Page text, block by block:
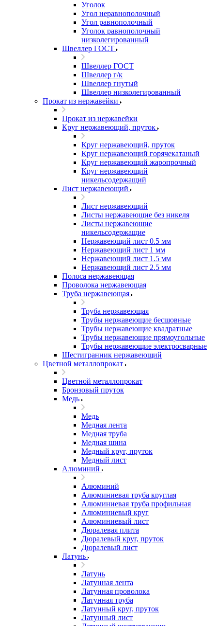
Уголок
Угол неравнополочный
Угол равнополочный
Уголок равнополочный
низколегированный
Швеллер ГОСТ
Швеллер ГОСТ
Швеллер г/к
Швеллер гнутый
Швеллер низколегированный
Прокат из нержавейки
Прокат из нержавейки
Круг нержавеющий, пруток
Круг нержавеющий, пруток
Круг нержавеющий горячекатаный
Круг нержавеющий жаропрочный
Круг нержавеющий
никельсодержащий
Лист нержавеющий
Лист нержавеющий
Листы нержавеющие без никеля
Листы нержавеющие
никельсодержащие
Нержавеющий лист 0.5 мм
Нержавеющий лист 1 мм
Нержавеющий лист 1.5 мм
Нержавеющий лист 2.5 мм
Полоса нержавеющая
Проволока нержавеющая
Труба нержавеющая
Труба нержавеющая
Трубы нержавеющие бесшовные
Трубы нержавеющие квадратные
Трубы нержавеющие прямоугольные
Трубы нержавеющие электросварные
Шестигранник нержавеющий
Цветной металлопрокат
Цветной металлопрокат
Бронзовый пруток
Медь
Медь
Медная лента
Медная труба
Медная шина
Медный круг, пруток
Медный лист
Алюминий
Алюминий
Алюминиевая труба круглая
Алюминиевая труба профильная
Алюминиевый круг
Алюминиевый лист
Дюралевая плита
Дюралевый круг, пруток
Дюралевый лист
Латунь
Латунь
Латунная лента
Латунная проволока
Латунная труба
Латунный круг, пруток
Латунный лист